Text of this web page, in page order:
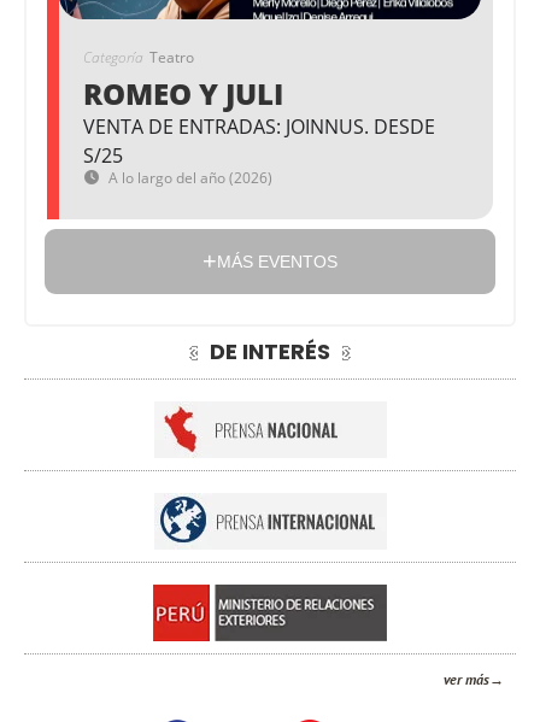
Categoría Teatro
ROMEO Y JULI
VENTA DE ENTRADAS: JOINNUS. DESDE
S/25
A lo largo del año (2026)
MÁS EVENTOS
DE INTERÉS
ver más